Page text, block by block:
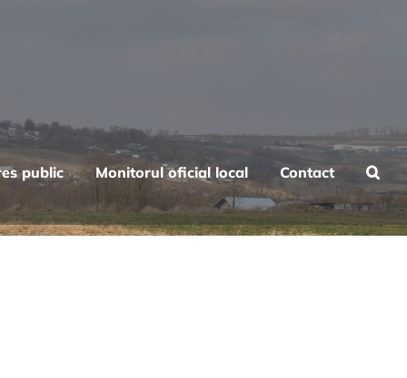
public Monitorul oficial local Contact